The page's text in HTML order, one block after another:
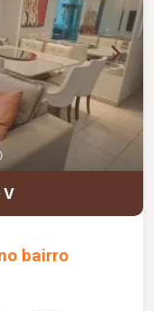
V
bairro